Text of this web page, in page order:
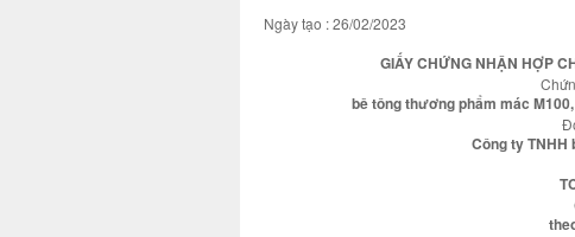
Ngày tạo : 26/02/2023
GIẤY CHỨNG NHẬN HỢP
bê tông thương phẩm mác
Công ty TNHH